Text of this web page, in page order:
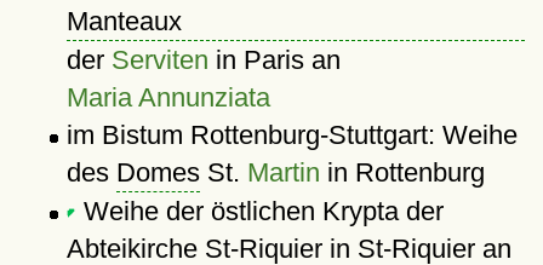
Manteaux
der Serviten in Paris an
Maria Annunziata
im Bistum Rottenburg-Stuttgart: Weihe
des DomesSt. Martin in Rottenburg
Weihe der östlichen Krypta der
Abteikirche St-Riquierin St-Riquier an